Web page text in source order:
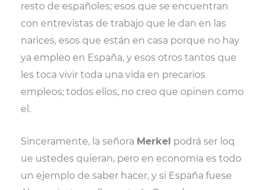
resto de españoles; esos que se encuentran
con entrevistas de trabajo que le dan en las
narices, esos que están en casa porque no hay
ya empleo en España, y esos otros tantos que
les toca vivir toda una vida en precarios
empleos; todos ellos, no creo que opinen como
el.
Sinceramente, la señora Merkel podrá ser loq
ue ustedes quieran, pero en economía es todo
un ejemplo de saber hacer, y si España fuese